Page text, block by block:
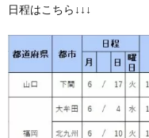
日程はこちら↓↓↓